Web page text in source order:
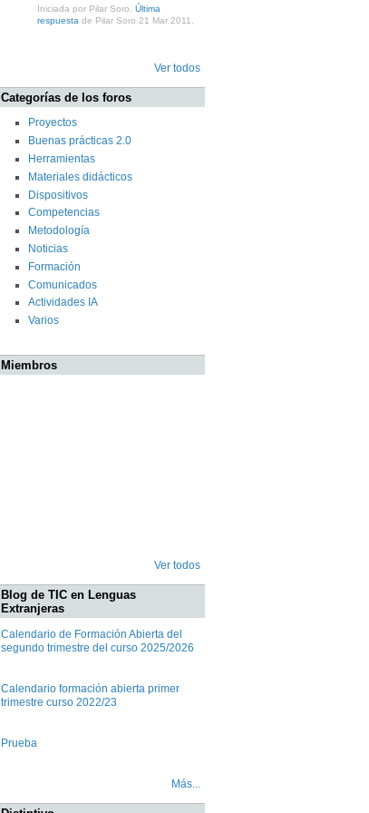
Iniciada por Pilar Soro. Última
respuesta de Pilar Soro 21 Mar 2011.
Ver todos
Categorías de los foros
Proyectos
Buenas prácticas 2.0
Herramientas
Materiales didácticos
Dispositivos
Competencias
Metodología
Noticias
Formación
Comunicados
Actividades IA
Varios
Miembros
Ver todos
Blog de TIC en Lenguas
Extranjeras
Calendario de Formación Abierta del
segundo trimestre del curso 2025/2026
Calendario formación abierta primer
trimestre curso 2022/23
Prueba
Más...